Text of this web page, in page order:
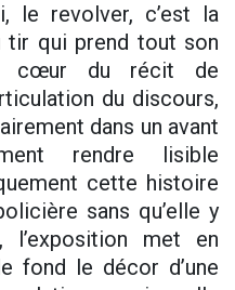
le revolver, c’est la
tir qui prend tout son
cœur du récit de
du discours,
dans un avant
rendre lisible
cette histoire
sans qu’elle y
l’exposition met en
fond le décor d’une